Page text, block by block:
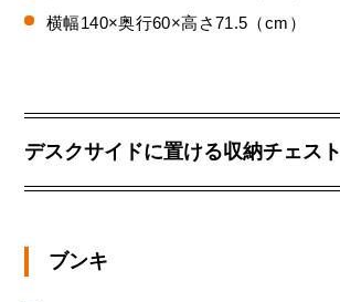
横幅140×奥行60×高さ71.5（cm）
デスクサイドに置ける収納チェスト
ブンキ